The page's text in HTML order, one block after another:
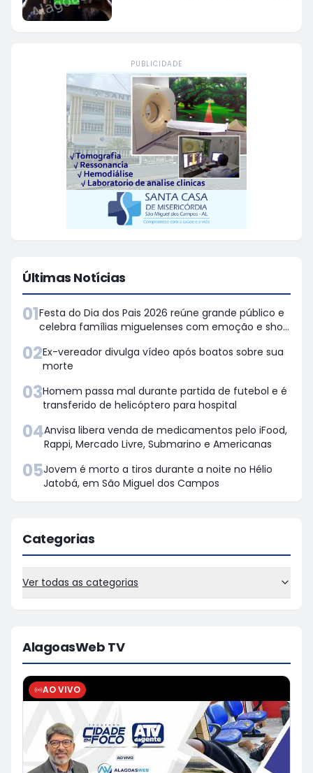
PUBLICIDADE
Últimas Notícias
01Festa do Dia dos Pais 2026 reúne grande público e
celebra famílias miguelenses com emoção e show
02Ex-vereador divulga vídeo após boatos sobre sua
morte
03Homem passa mal durante partida de futebol e é
transferido de helicóptero para hospital
04Anvisa libera venda de medicamentos pelo iFood,
Rappi, Mercado Livre, Submarino e Americanas
05Jovem é morto a tiros durante a noite no Hélio
Jatobá, em São Miguel dos Campos
Categorias
Ver todas as categorias
AlagoasWeb TV
AO VIVO